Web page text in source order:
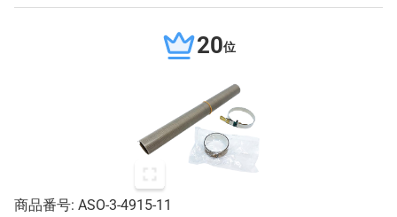
20位
商品番号: ASO-3-4915-11